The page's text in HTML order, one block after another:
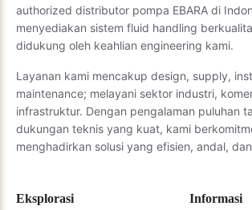
authorized distributor pompa EBARA di
menyediakan sistem fluid handling
didukung oleh keahlian engineering kami.
Layanan kami mencakup design, supply,
maintenance; melayani sektor industri,
infrastruktur. Dengan pengalaman puluhan
dukungan teknis yang kuat, kami
menghadirkan solusi yang efisien, andal,
Eksplorasi Informasi